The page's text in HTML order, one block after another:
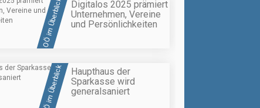
OÖ im Überblick
Digitalos 2025 prämiert
Unternehmen, Vereine
und Persönlichkeiten
OÖ im Überblick
Haupthaus der
Sparkasse wird
generalsaniert